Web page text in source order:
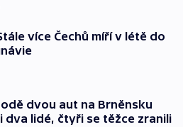
více Čechů míří v létě do
dvou aut na Brněnsku
dva lidé, čtyři se těžce zranili